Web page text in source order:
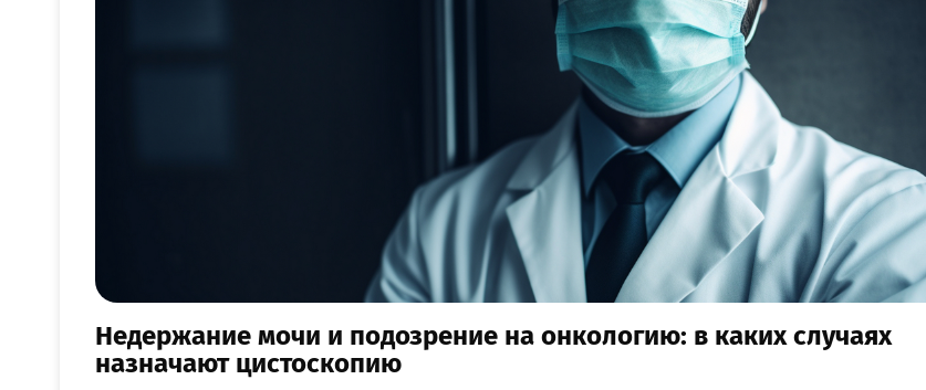
Недержание мочи и подозрение на онкологию: в каких случаях
назначают цистоскопию